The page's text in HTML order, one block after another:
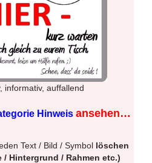
informativ, auffallend
Hinweis ansehen…
Text / Bild / Symbol löschen
/ Hintergrund / Rahmen etc.)